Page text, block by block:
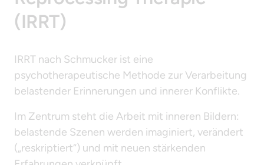
(IRRT)
IRRT nach Schmucker ist eine
psychotherapeutische Methode zur Verarbeitung
belastender Erinnerungen und innerer Konflikte.
Im Zentrum steht die Arbeit mit inneren Bildern:
belastende Szenen werden imaginiert, verändert
(„reskriptiert“) und mit neuen stärkenden